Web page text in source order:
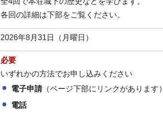
各回の詳細は下部をご覧ください。
2026年8月31日（月曜日）
必要
いずれかの方法でお申し込みください
電子申請（ページ下部にリンクがあります）
電話